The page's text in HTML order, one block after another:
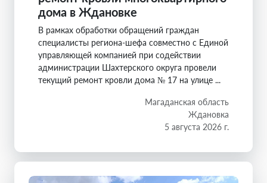
дома в Ждановке
В рамках обработки обращений граждан
специалисты региона-шефа совместно с Единой
управляющей компанией при содействии
администрации Шахтерского округа провели
текущий ремонт кровли дома № 17 на улице ...
Магаданская область
Ждановка
5 августа 2026 г.